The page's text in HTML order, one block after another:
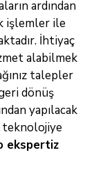
ardından
işlemler ile
İhtiyaç
alabilmek
talepler
dönüş
yapılacak
teknolojiye
ekspertiz